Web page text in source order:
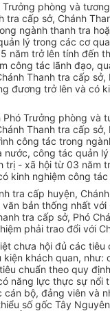
phòng và
tra cấp sở, Chánh
ngành thanh tra
lý trong các cơ
năm trở lên tính đến
công tác lãnh đạo,
Thanh tra cấp sở,
đương trở lên và có
Trưởng phòng và
Thanh tra cấp sở,
công tác trong
nước, công tác quản
trị - xã hội từ 03 năm
kinh nghiệm công tác
tra cấp huyện,
bản thống nhất với
tra cấp sở, Phó
phải trao đổi với
chưa hội đủ các tiêu
kiện khách quan,
chuẩn theo quy
năng lực thực sự nổi
bộ, đảng viên và
số gốc Tây